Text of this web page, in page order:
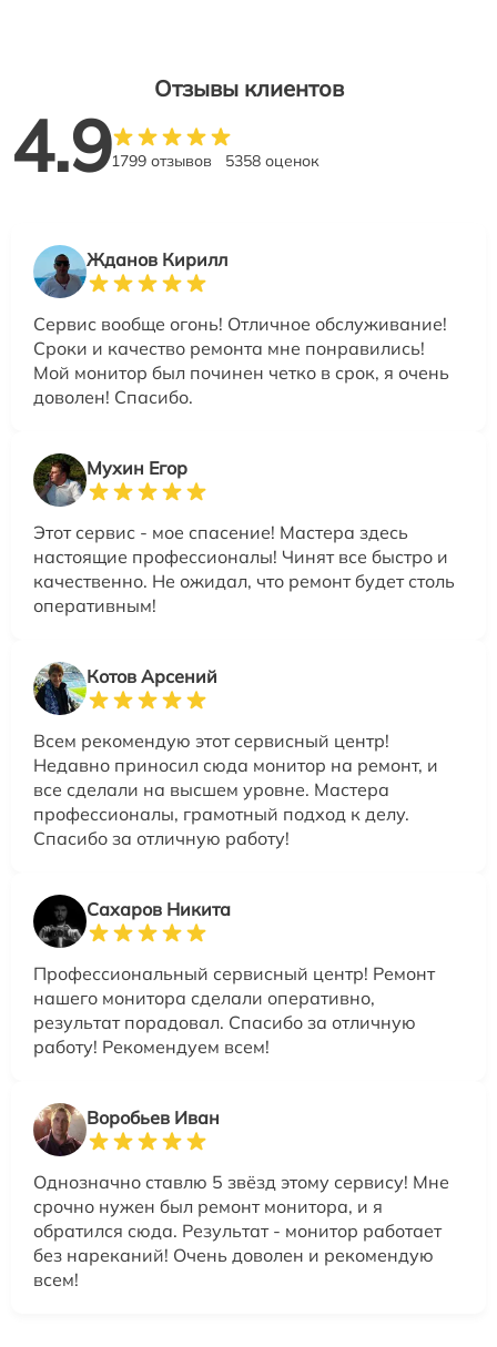
Отзывы клиентов
4.91799 отзывов 5358 оценок
Жданов Кирилл
Сервис вообще огонь! Отличное обслуживание!
Сроки и качество ремонта мне понравились!
Мой монитор был починен четко в срок, я очень
доволен! Спасибо.
Мухин Егор
Этот сервис - мое спасение! Мастера здесь
настоящие профессионалы! Чинят все быстро и
качественно. Не ожидал, что ремонт будет столь
оперативным!
Котов Арсений
Всем рекомендую этот сервисный центр!
Недавно приносил сюда монитор на ремонт, и
все сделали на высшем уровне. Мастера
профессионалы, грамотный подход к делу.
Спасибо за отличную работу!
Сахаров Никита
Профессиональный сервисный центр! Ремонт
нашего монитора сделали оперативно,
результат порадовал. Спасибо за отличную
работу! Рекомендуем всем!
Воробьев Иван
Однозначно ставлю 5 звёзд этому сервису! Мне
срочно нужен был ремонт монитора, и я
обратился сюда. Результат - монитор работает
без нареканий! Очень доволен и рекомендую
всем!